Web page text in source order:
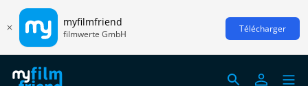
myfilmfriend
filmwerte GmbH Télécharger